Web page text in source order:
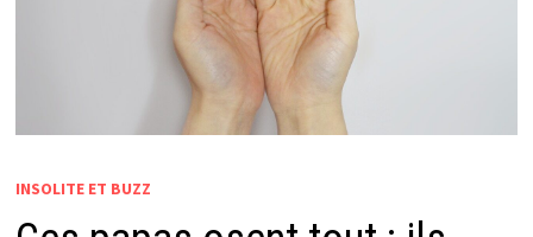
INSOLITE ET BUZZ